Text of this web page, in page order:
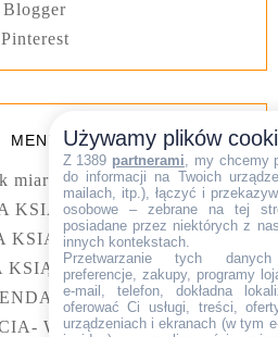
Blogger
Pinterest
MENU
miar kuchennych
KSIĄŻKA I
KSIĄŻKA II
KSIĄŻKA III
2023 rok
WYGRANE W
Używamy plików
Z 1389 partnerami , my chcemy
do informacji na Twoich
mailach, itp.), łączyć i
osobowe – zebrane na tej
posiadane przez niektórych z
innych kontekstach.
Przetwarzanie tych danych
preferencje, zakupy, programy
e-mail, telefon, dokładna
oferować Ci usługi, treści,
urządzeniach i ekranach (w tym